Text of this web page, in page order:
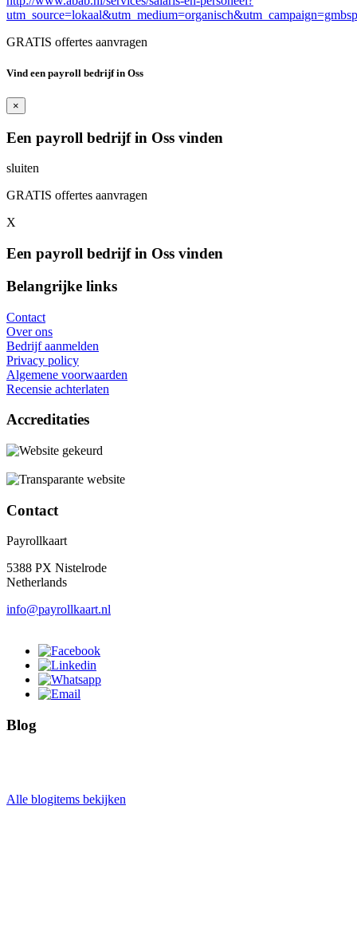
GRATIS offertes aanvragen
Vind een payroll bedrijf in Oss
×
Een payroll bedrijf in Oss vinden
sluiten
GRATIS offertes aanvragen
X
Een payroll bedrijf in Oss vinden
Belangrijke links
Contact
Over ons
Bedrijf aanmelden
Privacy policy
Algemene voorwaarden
Recensie achterlaten
Accreditaties
Contact
Payrollkaart
5388 PX Nistelrode
Netherlands
info@payrollkaart.nl
Blog
Alle blogitems bekijken